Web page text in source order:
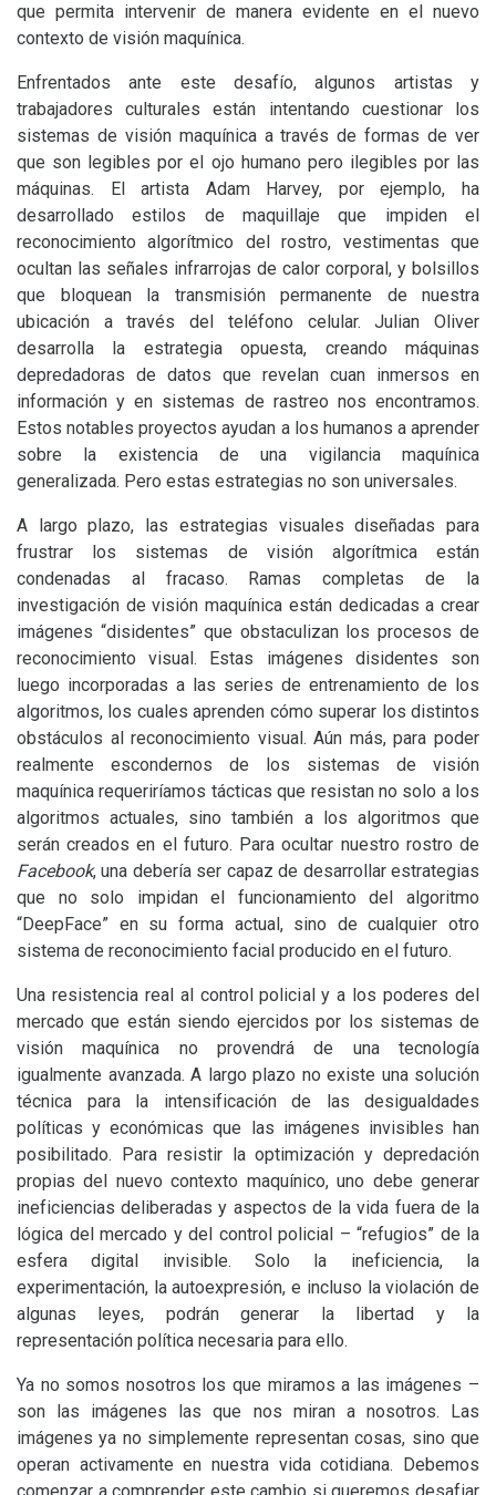
que permita intervenir de manera evidente en el nuevo
contexto de visión maquínica.
Enfrentados ante este desafío, algunos artistas y
trabajadores culturales están intentando cuestionar los
sistemas de visión maquínica a través de formas de ver
que son legibles por el ojo humano pero ilegibles por las
máquinas. El artista Adam Harvey, por ejemplo, ha
desarrollado estilos de maquillaje que impiden el
reconocimiento algorítmico del rostro, vestimentas que
ocultan las señales infrarrojas de calor corporal, y bolsillos
que bloquean la transmisión permanente de nuestra
ubicación a través del teléfono celular. Julian Oliver
desarrolla la estrategia opuesta, creando máquinas
depredadoras de datos que revelan cuan inmersos en
información y en sistemas de rastreo nos encontramos.
Estos notables proyectos ayudan a los humanos a aprender
sobre la existencia de una vigilancia maquínica
generalizada. Pero estas estrategias no son universales.
A largo plazo, las estrategias visuales diseñadas para
frustrar los sistemas de visión algorítmica están
condenadas al fracaso. Ramas completas de la
investigación de visión maquínica están dedicadas a crear
imágenes “disidentes” que obstaculizan los procesos de
reconocimiento visual. Estas imágenes disidentes son
luego incorporadas a las series de entrenamiento de los
algoritmos, los cuales aprenden cómo superar los distintos
obstáculos al reconocimiento visual. Aún más, para poder
realmente escondernos de los sistemas de visión
maquínica requeriríamos tácticas que resistan no solo a los
algoritmos actuales, sino también a los algoritmos que
serán creados en el futuro. Para ocultar nuestro rostro de
Facebook, una debería ser capaz de desarrollar estrategias
que no solo impidan el funcionamiento del algoritmo
“DeepFace” en su forma actual, sino de cualquier otro
sistema de reconocimiento facial producido en el futuro.
Una resistencia real al control policial y a los poderes del
mercado que están siendo ejercidos por los sistemas de
visión maquínica no provendrá de una tecnología
igualmente avanzada. A largo plazo no existe una solución
técnica para la intensificación de las desigualdades
políticas y económicas que las imágenes invisibles han
posibilitado. Para resistir la optimización y depredación
propias del nuevo contexto maquínico, uno debe generar
ineficiencias deliberadas y aspectos de la vida fuera de la
lógica del mercado y del control policial – “refugios” de la
esfera digital invisible. Solo la ineficiencia, la
experimentación, la autoexpresión, e incluso la violación de
algunas leyes, podrán generar la libertad y la
representación política necesaria para ello.
Ya no somos nosotros los que miramos a las imágenes –
son las imágenes las que nos miran a nosotros. Las
imágenes ya no simplemente representan cosas, sino que
operan activamente en nuestra vida cotidiana. Debemos